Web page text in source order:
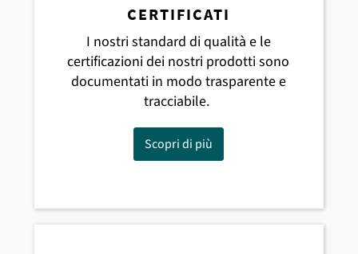
CERTIFICATI
I nostri standard di qualità e le
certificazioni dei nostri prodotti sono
documentati in modo trasparente e
tracciabile.
Scopri di più